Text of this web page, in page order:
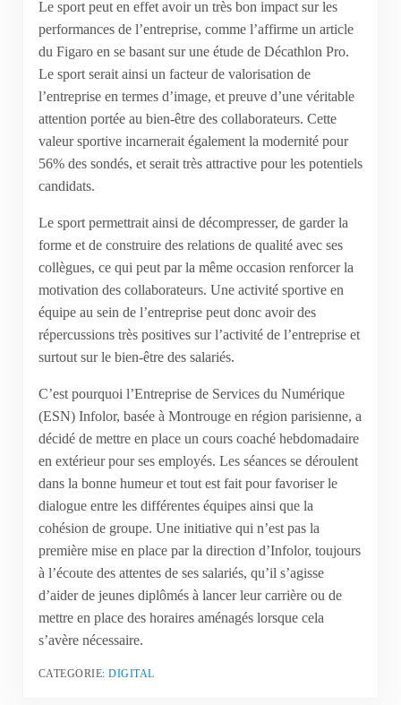
Le sport peut en effet avoir un très bon impact sur les
performances de l’entreprise, comme l’affirme un article
du Figaro en se basant sur une étude de Décathlon Pro.
Le sport serait ainsi un facteur de valorisation de
l’entreprise en termes d’image, et preuve d’une véritable
attention portée au bien-être des collaborateurs. Cette
valeur sportive incarnerait également la modernité pour
56% des sondés, et serait très attractive pour les potentiels
candidats.
Le sport permettrait ainsi de décompresser, de garder la
forme et de construire des relations de qualité avec ses
collègues, ce qui peut par la même occasion renforcer la
motivation des collaborateurs. Une activité sportive en
équipe au sein de l’entreprise peut donc avoir des
répercussions très positives sur l’activité de l’entreprise et
surtout sur le bien-être des salariés.
C’est pourquoi l’Entreprise de Services du Numérique
(ESN) Infolor, basée à Montrouge en région parisienne, a
décidé de mettre en place un cours coaché hebdomadaire
en extérieur pour ses employés. Les séances se déroulent
dans la bonne humeur et tout est fait pour favoriser le
dialogue entre les différentes équipes ainsi que la
cohésion de groupe. Une initiative qui n’est pas la
première mise en place par la direction d’Infolor, toujours
à l’écoute des attentes de ses salariés, qu’il s’agisse
d’aider de jeunes diplômés à lancer leur carrière ou de
mettre en place des horaires aménagés lorsque cela
s’avère nécessaire.
CATEGORIE:DIGITAL